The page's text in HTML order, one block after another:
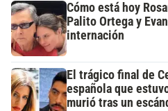
Cómo está hoy
Palito Ortega y
internación
El trágico final de
española que
murió tras un